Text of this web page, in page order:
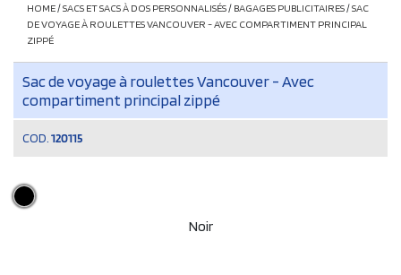
HOME/SACS ET SACS À DOS PERSONNALISÉS/ BAGAGES PUBLICITAIRES/SAC
DE VOYAGE À ROULETTES VANCOUVER - AVEC COMPARTIMENT PRINCIPAL
ZIPPÉ
Sac de voyage à roulettes Vancouver - Avec
compartiment principal zippé
COD. 120115
Noir